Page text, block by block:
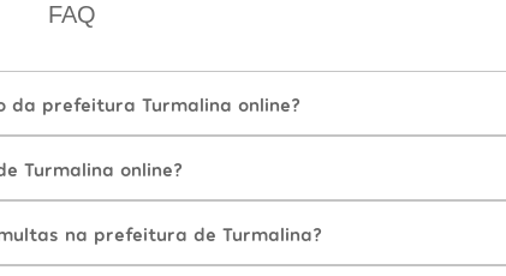
FAQ
da prefeitura Turmalina online?
Turmalina online?
na prefeitura de Turmalina?